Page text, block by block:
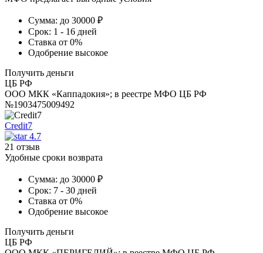
Сумма: до 30000 ₽
Срок: 1 - 16 дней
Ставка от 0%
Одобрение высокое
Получить деньги
ЦБ РФ
ООО МКК «Каппадокия»; в реестре МФО ЦБ РФ
№1903475009492
Credit7
4.7
21 отзыв
Удобные сроки возврата
Сумма: до 30000 ₽
Срок: 7 - 30 дней
Ставка от 0%
Одобрение высокое
Получить деньги
ЦБ РФ